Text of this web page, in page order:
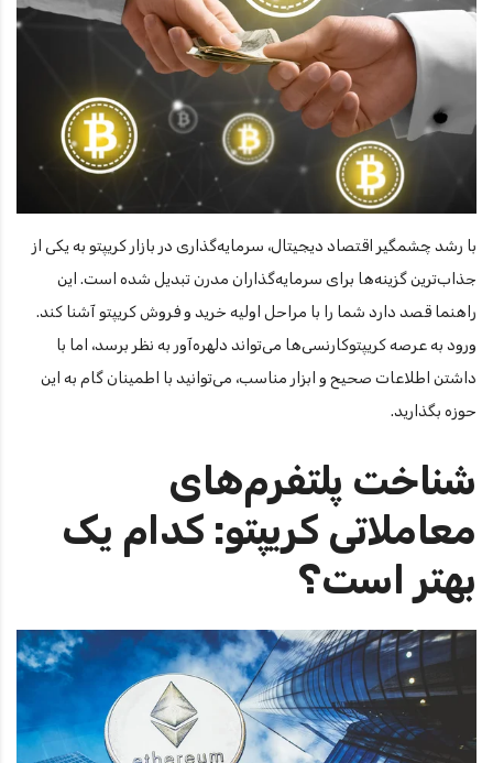
با رشد چشمگیر اقتصاد دیجیتال، سرمایه‌گذاری در بازار کریپتو به یکی از
جذاب‌ترین گزینه‌ها برای سرمایه‌گذاران مدرن تبدیل شده است. این
راهنما قصد دارد شما را با مراحل اولیه خرید و فروش کریپتو آشنا کند.
ورود به عرصه کریپتوکارنسی‌ها می‌تواند دلهره‌آور به نظر برسد، اما با
داشتن اطلاعات صحیح و ابزار مناسب، می‌توانید با اطمینان گام به این
حوزه بگذارید.
شناخت پلتفرم‌های
معاملاتی کریپتو: کدام یک
بهتر است؟